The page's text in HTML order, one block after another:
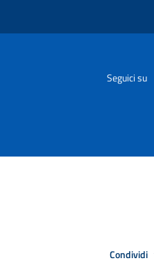
Seguici su
Condividi